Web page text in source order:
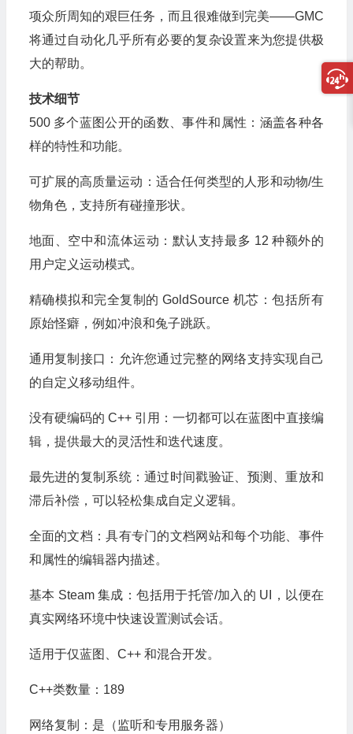
项众所周知的艰巨任务，而且很难做到完美——GMC
将通过自动化几乎所有必要的复杂设置来为您提供极
大的帮助。
技术细节
500 多个蓝图公开的函数、事件和属性：涵盖各种各
样的特性和功能。
可扩展的高质量运动：适合任何类型的人形和动物/生
物角色，支持所有碰撞形状。
地面、空中和流体运动：默认支持最多 12 种额外的
用户定义运动模式。
精确模拟和完全复制的 GoldSource 机芯：包括所有
原始怪癖，例如冲浪和兔子跳跃。
通用复制接口：允许您通过完整的网络支持实现自己
的自定义移动组件。
没有硬编码的 C++ 引用：一切都可以在蓝图中直接编
辑，提供最大的灵活性和迭代速度。
最先进的复制系统：通过时间戳验证、预测、重放和
滞后补偿，可以轻松集成自定义逻辑。
全面的文档：具有专门的文档网站和每个功能、事件
和属性的编辑器内描述。
基本 Steam 集成：包括用于托管/加入的 UI，以便在
真实网络环境中快速设置测试会话。
适用于仅蓝图、C++ 和混合开发。
C++类数量：189
网络复制：是（监听和专用服务器）